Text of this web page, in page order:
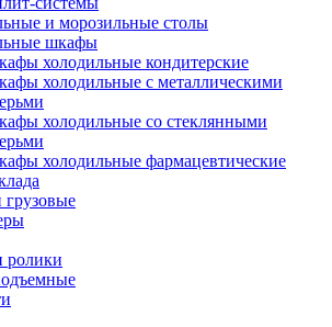
и морозильные столы
шкафы
холодильные кондитерские
холодильные с металлическими
холодильные со стеклянными
холодильные фармацевтические
грузовые
ролики